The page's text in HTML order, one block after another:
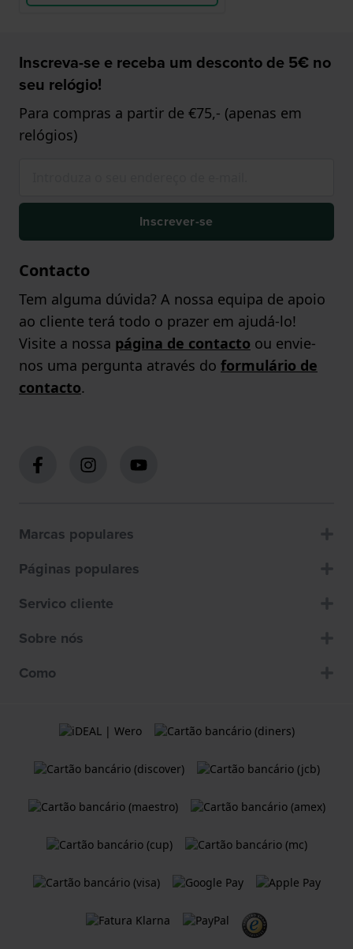
Inscreva-se e receba um desconto de 5€ no
seu relógio!
Para compras a partir de €75,- (apenas em
relógios)
Inscrever-se
Contacto
Tem alguma dúvida? A nossa equipa de apoio
ao cliente terá todo o prazer em ajudá-lo!
Visite a nossa página de contacto ou envie-
nos uma pergunta através do formulário de
contacto.
Marcas populares
Páginas populares
Servico cliente
Sobre nós
Como